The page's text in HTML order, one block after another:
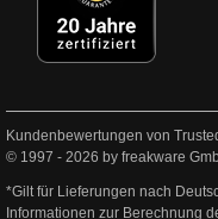
Kundenbewertungen von
© 1997 - 2026 by freakware
*Gilt für Lieferungen nach
Informationen zur Berechnung